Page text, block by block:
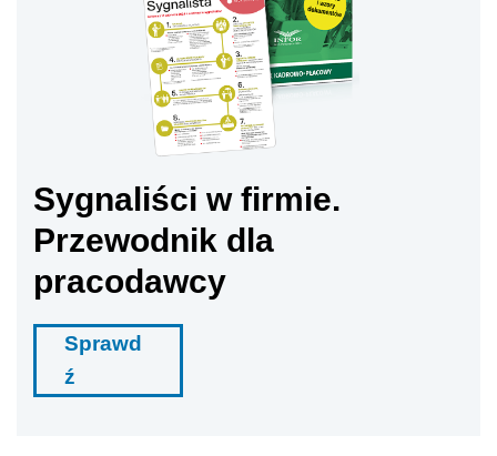
Sygnaliści w firmie.
Przewodnik dla
pracodawcy
Sprawd
ź